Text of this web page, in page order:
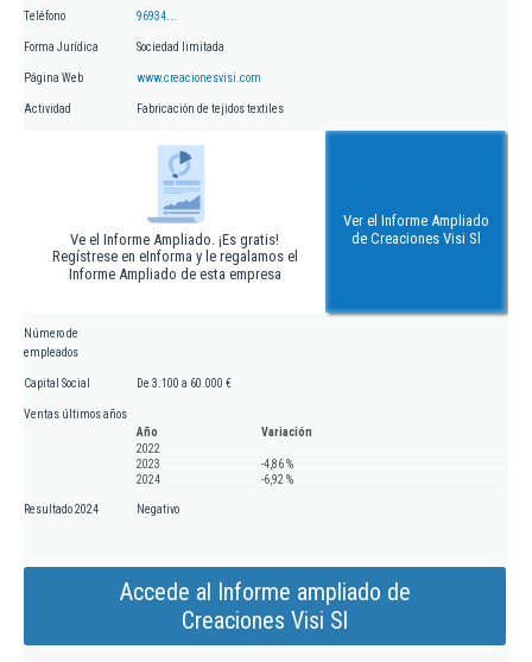
Teléfono 96934...
Forma Jurídica Sociedad limitada
Página Web www.creacionesvisi.com
Actividad Fabricación de tejidos textiles
Ve el Informe Ampliado. ¡Es gratis!
Regístrese en eInforma y le regalamos el
Informe Ampliado de esta empresa
Ver el Informe Ampliado
de Creaciones Visi Sl
Número de
empleados
Capital Social De 3.100 a 60.000 €
Ventas últimos años
Año
Variación
2022
2023
-4,86 %
2024
-6,92 %
Resultado 2024 Negativo
Accede al Informe ampliado de
Creaciones Visi Sl